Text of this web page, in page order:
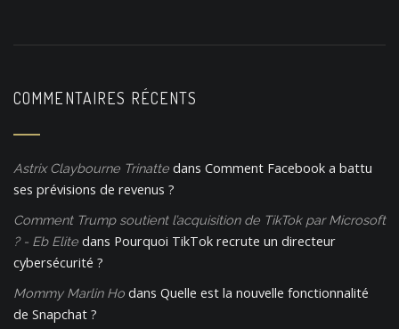
COMMENTAIRES RÉCENTS
Astrix Claybourne Trinatte dans Comment Facebook a battu
ses prévisions de revenus ?
Comment Trump soutient l’acquisition de TikTok par Microsoft
? - Eb Elite dans Pourquoi TikTok recrute un directeur
cybersécurité ?
Mommy Marlin Ho dans Quelle est la nouvelle fonctionnalité
de Snapchat ?